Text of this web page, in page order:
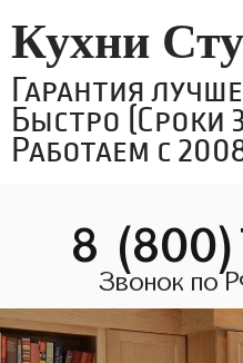
Кухни
Гарантия
Быстро (Сроки
Работаем с
8
Звонок по